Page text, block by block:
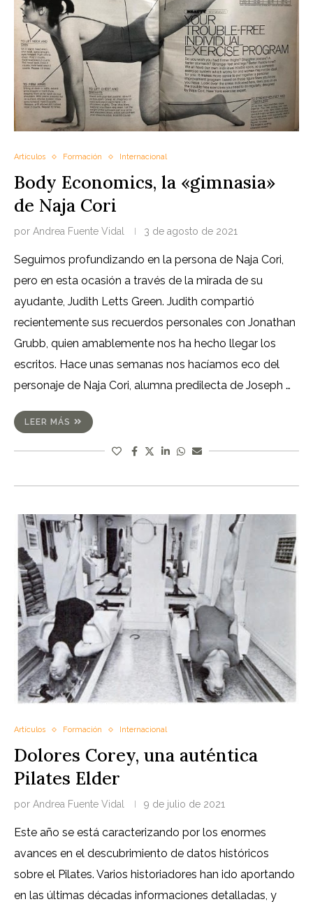
Artículos Formación Internacional
Body Economics, la «gimnasia»
de Naja Cori
por Andrea Fuente Vidal 3 de agosto de 2021
Seguimos profundizando en la persona de Naja Cori,
pero en esta ocasión a través de la mirada de su
ayudante, Judith Letts Green. Judith compartió
recientemente sus recuerdos personales con Jonathan
Grubb, quien amablemente nos ha hecho llegar los
escritos. Hace unas semanas nos hacíamos eco del
personaje de Naja Cori, alumna predilecta de Joseph …
LEER MÁS
Artículos Formación Internacional
Dolores Corey, una auténtica
Pilates Elder
por Andrea Fuente Vidal 9 de julio de 2021
Este año se está caracterizando por los enormes
avances en el descubrimiento de datos históricos
sobre el Pilates. Varios historiadores han ido aportando
en las últimas décadas informaciones detalladas, y